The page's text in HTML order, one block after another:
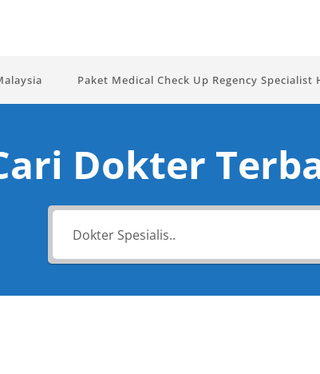
Paket Medical Check Up Regency Specialist
Dokter